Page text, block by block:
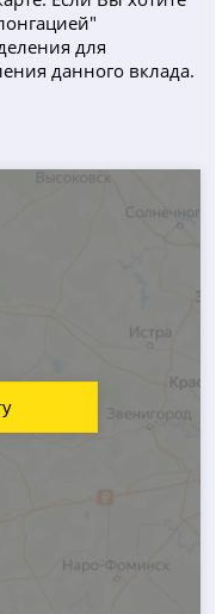
для
данного вклада.